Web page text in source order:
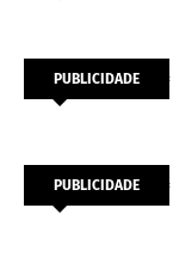
PUBLICIDADE
PUBLICIDADE